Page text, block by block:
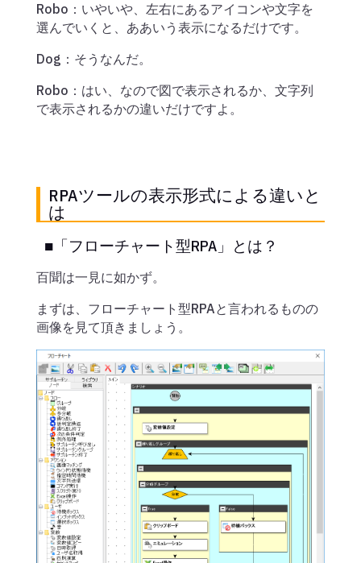
Robo：いやいや、左右にあるアイコンや文字を
選んでいくと、ああいう表示になるだけです。
Dog：そうなんだ。
Robo：はい、なので図で表示されるか、文字列
で表示されるかの違いだけですよ。
RPAツールの表示形式による違いと
は
■「フローチャート型RPA」とは？
百聞は一見に如かず。
まずは、フローチャート型RPAと言われるものの
画像を見て頂きましょう。